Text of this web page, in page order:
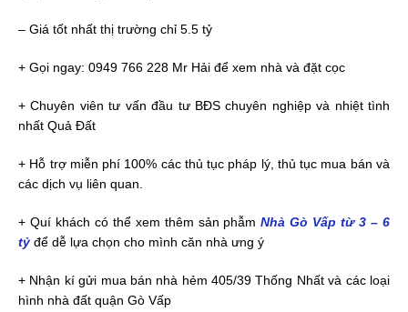
– Giá tốt nhất thị trường chỉ 5.5 tỷ
+ Gọi ngay: 0949 766 228 Mr Hải để xem nhà và đặt cọc
+ Chuyên viên tư vấn đầu tư BĐS chuyên nghiệp và nhiệt tình
nhất Quả Đất
+ Hỗ trợ miễn phí 100% các thủ tục pháp lý, thủ tục mua bán và
các dịch vụ liên quan.
+ Quí khách có thể xem thêm sản phẫmNhà Gò Vấp từ 3 – 6
tỷ để dễ lựa chọn cho mình căn nhà ưng ý
+ Nhận kí gửi mua bán nhà hẻm 405/39 Thống Nhất và các loại
hình nhà đất quận Gò Vấp